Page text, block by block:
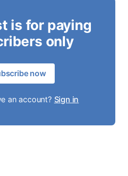
is for paying
only
now
an account? Sign in